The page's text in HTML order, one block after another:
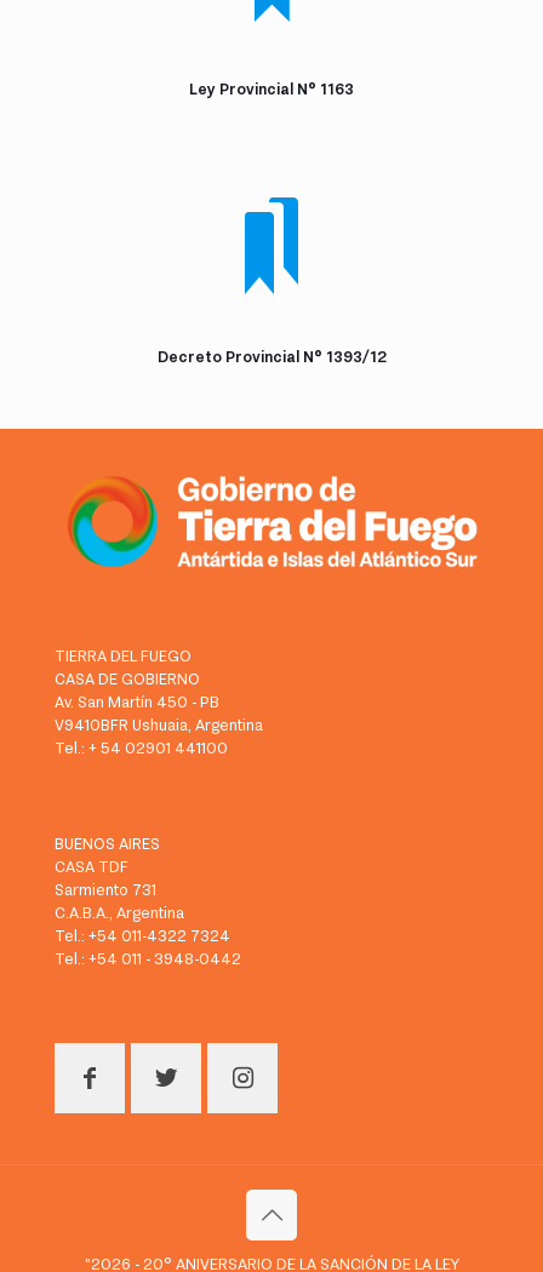
Ley Provincial N° 1163
Decreto Provincial N° 1393/12
TIERRA DEL FUEGO
CASA DE GOBIERNO
Av. San Martín 450 - PB
V9410BFR Ushuaia, Argentina
Tel.: + 54 02901 441100
BUENOS AIRES
CASA TDF
Sarmiento 731
C.A.B.A., Argentina
Tel.: +54 011-4322 7324
Tel.: +54 011 - 3948-0442
"2026 - 20° ANIVERSARIO DE LA SANCIÓN DE LA LEY